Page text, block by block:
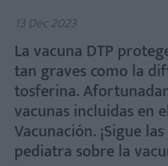
13 Dec 2023
La vacuna DTP
tan graves como la
tosferina.
vacunas incluidas en
Vacunación. ¡Sigue
pediatra sobre la